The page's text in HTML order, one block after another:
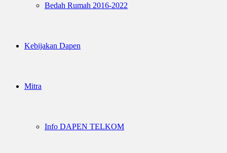
Bedah Rumah 2016-2022
Kebijakan Dapen
Mitra
Info DAPEN TELKOM